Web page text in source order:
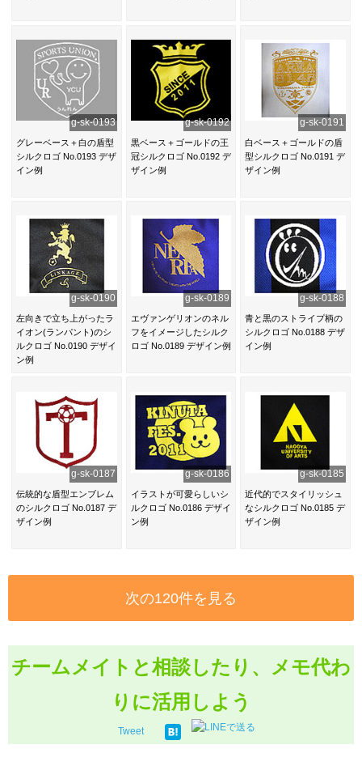
g-sk-0193
グレーベース＋白の盾型
シルクロゴ No.0193 デザ
イン例
g-sk-0192
黒ベース＋ゴールドの王
冠シルクロゴ No.0192 デ
ザイン例
g-sk-0191
白ベース＋ゴールドの盾
型シルクロゴ No.0191 デ
ザイン例
g-sk-0190
左向きで立ち上がったラ
イオン(ランパント)のシ
ルクロゴ No.0190 デザイ
ン例
g-sk-0189
エヴァンゲリオンのネル
フをイメージしたシルク
ロゴ No.0189 デザイン例
g-sk-0188
青と黒のストライプ柄の
シルクロゴ No.0188 デザ
イン例
g-sk-0187
伝統的な盾型エンブレム
のシルクロゴ No.0187 デ
ザイン例
g-sk-0186
イラストが可愛らしいシ
ルクロゴ No.0186 デザイ
ン例
g-sk-0185
近代的でスタイリッシュ
なシルクロゴ No.0185 デ
ザイン例
次の120件を見る
チームメイトと相談したり、メモ代わ
りに活用しよう
Tweet